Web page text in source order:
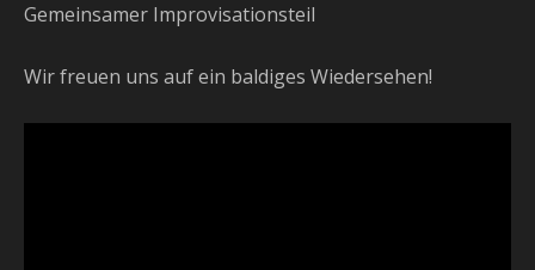
Gemeinsamer Improvisationsteil
Wir freuen uns auf ein baldiges Wiedersehen!